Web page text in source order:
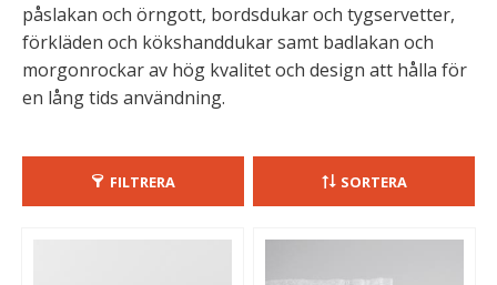
påslakan och örngott, bordsdukar och tygservetter,
förkläden och kökshanddukar samt badlakan och
morgonrockar av hög kvalitet och design att hålla för
en lång tids användning.
FILTRERA SORTERA